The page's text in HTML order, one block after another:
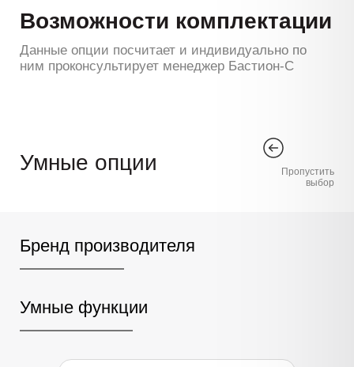
Возможности комплектации
Данные опции посчитает и индивидуально по
ним проконсультирует менеджер Бастион-С
Умные опции
Пропустить
выбор
Бренд производителя
Умные функции